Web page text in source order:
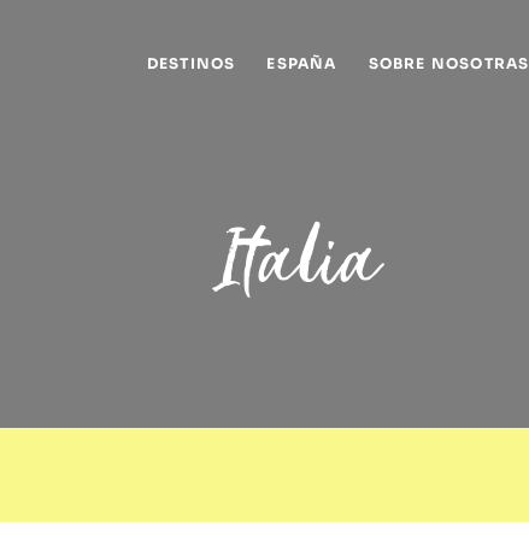
DESTINOS ESPAÑA SOBRE NOSOTRAS
Italia